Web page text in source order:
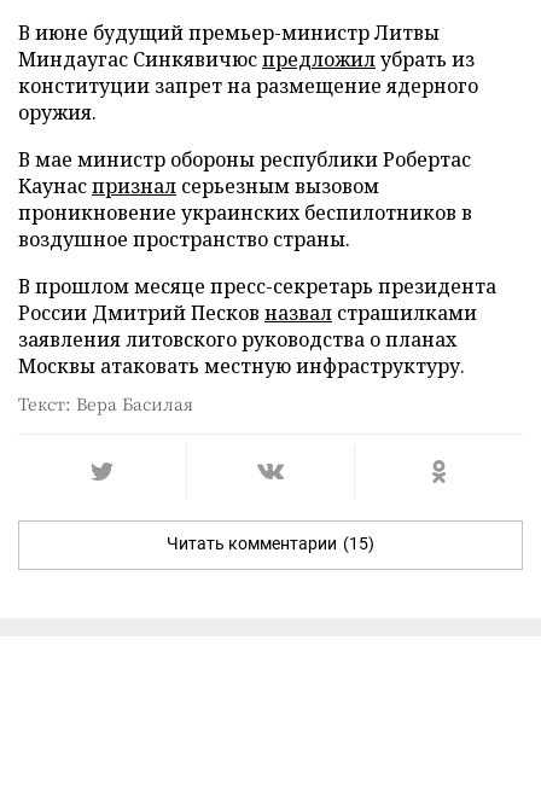
В июне будущий премьер-министр Литвы
Миндаугас Синкявичюспредложилубрать из
конституции запрет на размещение ядерного
оружия.
В мае министр обороны республики Робертас
Каунаспризнал серьезным вызовом
проникновение украинских беспилотников в
воздушное пространство страны.
В прошлом месяце пресс-секретарь президента
России Дмитрий Песков назвал страшилками
заявления литовского руководства о планах
Москвы атаковать местную инфраструктуру.
Текст: Вера Басилая
Читать комментарии (15)